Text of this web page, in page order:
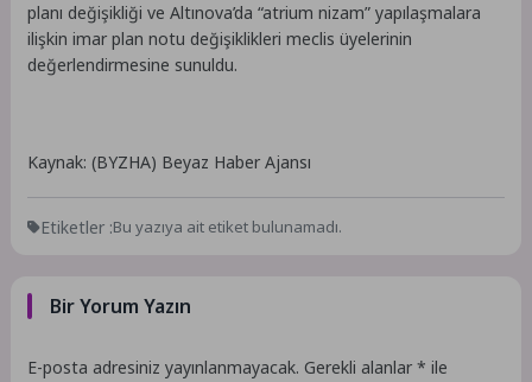
planı değişikliği ve Altınova’da “atrium nizam” yapılaşmalara
ilişkin imar plan notu değişiklikleri meclis üyelerinin
değerlendirmesine sunuldu.
Kaynak: (BYZHA) Beyaz Haber Ajansı
Etiketler :Bu yazıya ait etiket bulunamadı.
Bir Yorum Yazın
E-posta adresiniz yayınlanmayacak. Gerekli alanlar* ile